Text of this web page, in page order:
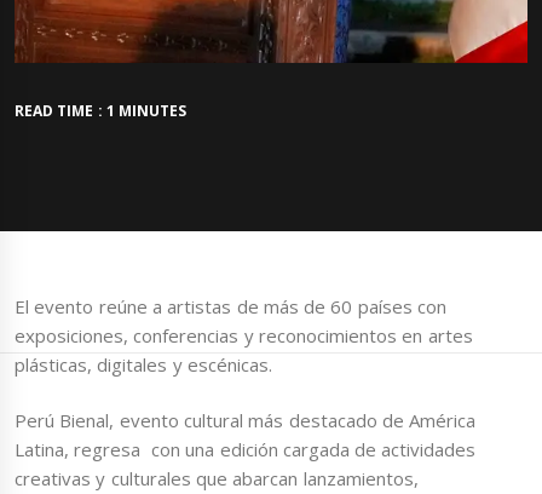
READ TIME : 1 MINUTES
El evento reúne a artistas de más de 60 países con
exposiciones, conferencias y reconocimientos en artes
plásticas, digitales y escénicas.
Perú Bienal, evento cultural más destacado de América
Latina, regresa con una edición cargada de actividades
creativas y culturales que abarcan lanzamientos,